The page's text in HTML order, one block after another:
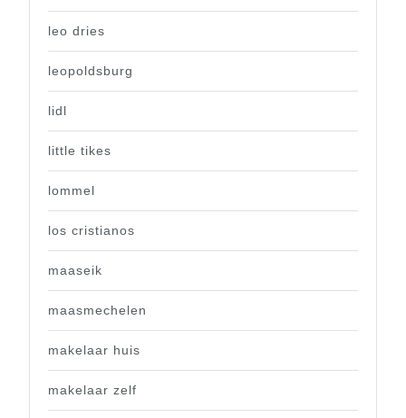
leo dries
leopoldsburg
lidl
little tikes
lommel
los cristianos
maaseik
maasmechelen
makelaar huis
makelaar zelf